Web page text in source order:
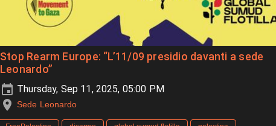
Stop Rearm Europe: “L’11/09 presidio davanti a sede
Leonardo”
Thursday, Sep 11, 2025, 05:00 PM
Sede Leonardo